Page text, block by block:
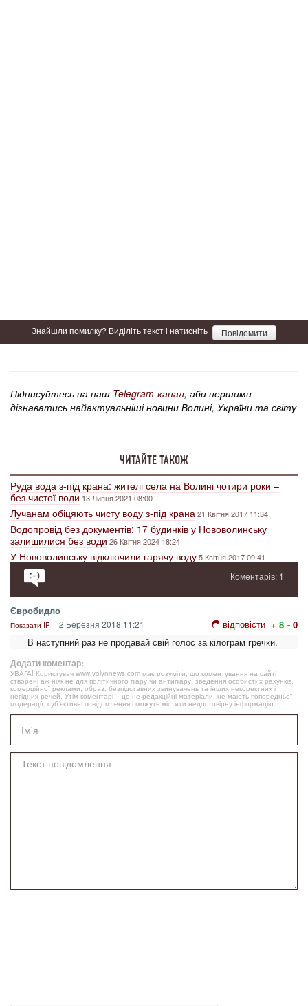
Знайшли помилку? Виділіть текст і натисніть Повідомити
Підписуйтесь на наш Telegram-канал, аби першими
дізнаватись найактуальніші новини Волині, України та світу
ЧИТАЙТЕ ТАКОЖ
Руда вода з-під крана: жителі села на Волині чотири роки –
без чистої води 13 Липня 2021 08:00
Лучанам обіцяють чисту воду з-під крана 21 Квітня 2017 11:34
Водопровід без документів: 17 будинків у Нововолинську
залишилися без води26 Квітня 2024 18:24
У Нововолинську відключили гарячу воду5 Квітня 2017 09:41
Коментарів: 1
Євробидло
Показати IP 2 Березня 2018 11:21 відповісти + 8 - 0
В наступний раз не продавай свій голос за кілограм гречки.
Додати коментар:
УВАГА! Користувач www.volynnews.com має розуміти, що коментування на сайті
створені аж ніяк не для політичного піару чи антипіару, зведення особистих рахунків,
комерційної реклами, образ, безпідставних звинувачень та інших некоректних і
негідних речей. Утім коментарі – це не редакційні матеріали, не мають попередньої
модерації, суб’єктивні повідомлення і можуть містити недостовірну інформацію.